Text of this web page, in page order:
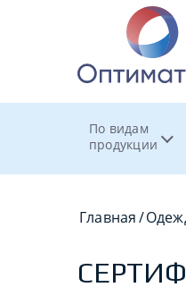
По видам
продукции
Главная/